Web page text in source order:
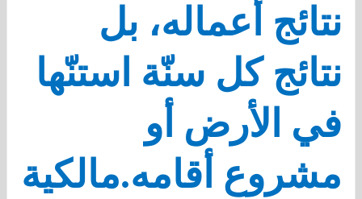
نتائج أعماله، بل
نتائج كل سنّة استنّها
في الأرض أو
مشروع أقامه.مالكية